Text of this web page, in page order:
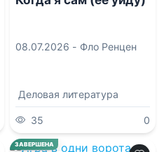
08.07.2026 - Фло Ренцен
Деловая литература
35 0
ЗАВЕРШЕНА
0.0